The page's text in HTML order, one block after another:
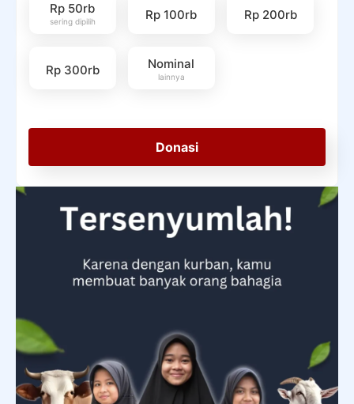
Rp 50rb
sering dipilih Rp 100rb Rp 200rb
Rp 300rb Nominal
lainnya
Donasi